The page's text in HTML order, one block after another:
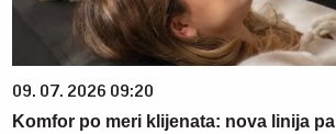
09. 07. 2026 09:20
Komfor po meri klijenata: nova linija